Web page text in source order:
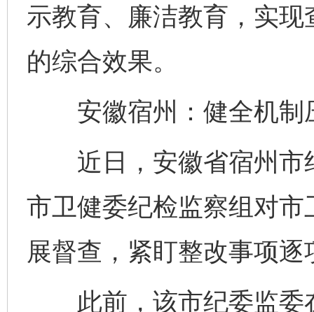
示教育、廉洁教育，实
的综合效果。
安徽宿州：健全机制
近日，安徽省宿州市
市卫健委纪检监察组对
展督查，紧盯整改事项
此前，该市纪委监委